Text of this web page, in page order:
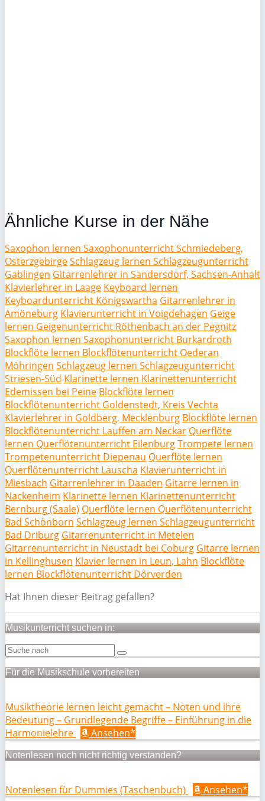
Ähnliche Kurse in der Nähe
Saxophon lernen Saxophonunterricht Schmiedeberg,
OsterzgebirgeSchlagzeug lernen Schlagzeugunterricht
Gablingen Gitarrenlehrer in Sandersdorf, Sachsen-Anhalt
Klavierlehrer in Laage Keyboard lernen
Keyboardunterricht Königswartha Gitarrenlehrer in
Amöneburg Klavierunterricht in Voigdehagen Geige
lernen Geigenunterricht Röthenbach an der Pegnitz
Saxophon lernen Saxophonunterricht Burkardroth
Blockflöte lernen Blockflötenunterricht Oederan
Möhringen Schlagzeug lernen Schlagzeugunterricht
Striesen-Süd Klarinette lernen Klarinettenunterricht
Edemissen bei Peine Blockflöte lernen
Blockflötenunterricht Goldenstedt, Kreis Vechta
Klavierlehrer in Goldberg, Mecklenburg Blockflöte lernen
Blockflötenunterricht Lauffen am Neckar Querflöte
lernen Querflötenunterricht EilenburgTrompete lernen
Trompetenunterricht Diepenau Querflöte lernen
Querflötenunterricht Lauscha Klavierunterricht in
Miesbach Gitarrenlehrer in Daaden Gitarre lernen in
Nackenheim Klarinette lernen Klarinettenunterricht
Bernburg (Saale) Querflöte lernen Querflötenunterricht
Bad Schönborn Schlagzeug lernen Schlagzeugunterricht
Bad Driburg Gitarrenunterricht in Metelen
Gitarrenunterricht in Neustadt bei Coburg Gitarre lernen
in Kellinghusen Klavier lernen in Leun, Lahn Blockflöte
lernen Blockflötenunterricht Dörverden
Hat Ihnen dieser Beitrag gefallen?
Musikunterricht suchen in:
Für die Musikschule vorbereiten
Musiktheorie lernen leicht gemacht – Noten und ihre
Bedeutung – Grundlegende Begriffe – Einführung in die
Harmonielehre
Ansehen*
Notenlesen noch nicht richtig verstanden?
Notenlesen für Dummies (Taschenbuch) Ansehen*